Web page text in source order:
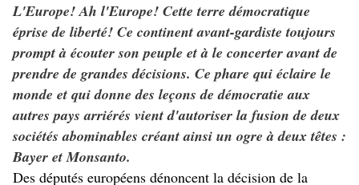
L'Europe! Ah l'Europe! Cette terre démocratique
éprise de liberté! Ce continent avant-gardiste toujours
prompt à écouter son peuple et à le concerter avant de
prendre de grandes décisions. Ce phare qui éclaire le
monde et qui donne des leçons de démocratie aux
autres pays arriérés vient d'autoriser la fusion de deux
sociétés abominables créant ainsi un ogre à deux têtes :
Bayer et Monsanto.
Des députés européens dénoncent la décision de la